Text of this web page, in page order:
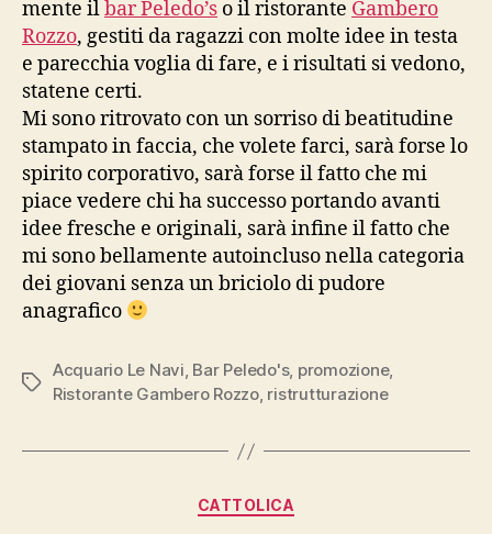
mente ilbar Peledo’s o il ristorante Gambero
Rozzo, gestiti da ragazzi con molte idee in testa
e parecchia voglia di fare, e i risultati si vedono,
statene certi.
Mi sono ritrovato con un sorriso di beatitudine
stampato in faccia, che volete farci, sarà forse lo
spirito corporativo, sarà forse il fatto che mi
piace vedere chi ha successo portando avanti
idee fresche e originali, sarà infine il fatto che
mi sono bellamente autoincluso nella categoria
dei giovani senza un briciolo di pudore
anagrafico
Tag
Acquario Le Navi, Bar Peledo's, promozione,
Ristorante Gambero Rozzo, ristrutturazione
Categorie
CATTOLICA